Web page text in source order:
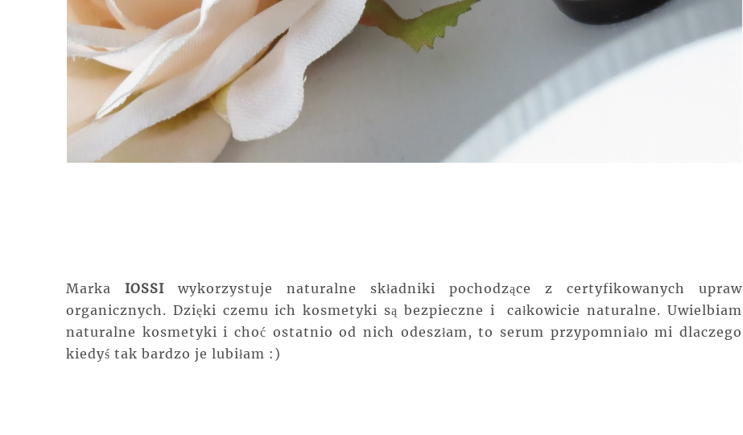
Marka IOSSI wykorzystuje naturalne składniki pochodzące z certyfikowanych upraw
organicznych. Dzięki czemu ich kosmetyki są bezpieczne i całkowicie naturalne. Uwielbiam
naturalne kosmetyki i choć ostatnio od nich odeszłam, to serum przypomniało mi dlaczego
kiedyś tak bardzo je lubiłam :)